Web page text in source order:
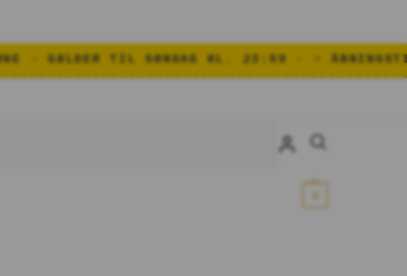
23:59 · ✂ ÅBNINGSTILBUD · 20 % PÅ
0